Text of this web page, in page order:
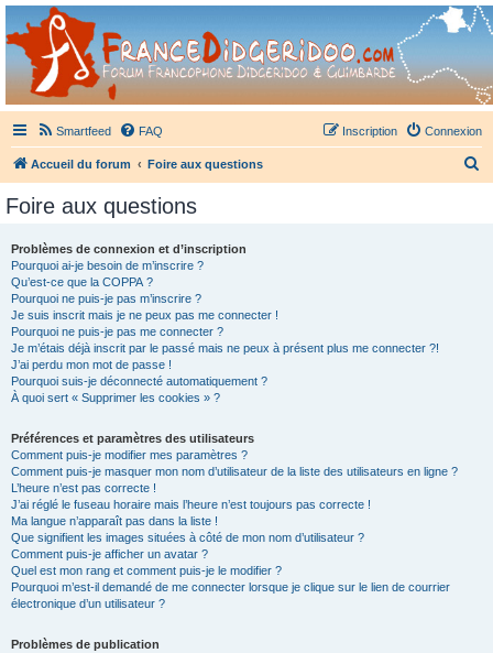
France Didgeridoo
Didgeridoo et Guimbarde sur France Didgeridoo - retrouvez la communauté.
Smartfeed FAQ Connexion
Inscription
Accueil du forum Foire aux questions
Foire aux questions
Problèmes de connexion et d’inscription
Pourquoi ai-je besoin de m’inscrire ?
Qu’est-ce que la COPPA ?
Pourquoi ne puis-je pas m’inscrire ?
Je suis inscrit mais je ne peux pas me connecter !
Pourquoi ne puis-je pas me connecter ?
Je m’étais déjà inscrit par le passé mais ne peux à présent plus me connecter ?!
J’ai perdu mon mot de passe !
Pourquoi suis-je déconnecté automatiquement ?
À quoi sert « Supprimer les cookies » ?
Préférences et paramètres des utilisateurs
Comment puis-je modifier mes paramètres ?
Comment puis-je masquer mon nom d’utilisateur de la liste des utilisateurs en ligne ?
L’heure n’est pas correcte !
J’ai réglé le fuseau horaire mais l’heure n’est toujours pas correcte !
Ma langue n’apparaît pas dans la liste !
Que signifient les images situées à côté de mon nom d’utilisateur ?
Comment puis-je afficher un avatar ?
Quel est mon rang et comment puis-je le modifier ?
Pourquoi m’est-il demandé de me connecter lorsque je clique sur le lien de courrier
électronique d’un utilisateur ?
Problèmes de publication